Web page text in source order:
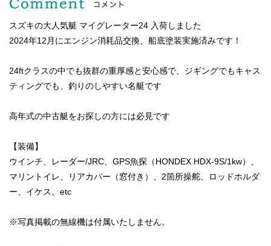
スズキの大人気艇 マイグレーター24 入荷しました
2024年12月にエンジン消耗品交換、船底塗装実施済みです！
24ftクラスの中でも抜群の重厚感と安心感で、ジギングでもキャス
ティングでも、釣りのしやすい名艇です
高年式の中古艇をお探しの方には必見です
【装備】
ウインチ、レーダー/JRC、GPS魚探（HONDEX HDX-9S/1kw）、
マリントイレ、リアカバー（窓付き）、2箇所操舵、ロッドホルダ
ー、イケス、etc
※写真掲載の無線機は付属いたしません。